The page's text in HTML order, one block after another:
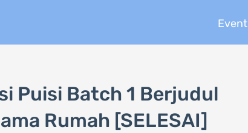
Event
Puisi Batch 1 Berjudul
Rumah [SELESAI]